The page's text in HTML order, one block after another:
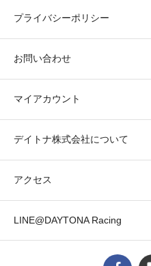
プライバシーポリシー
お問い合わせ
マイアカウント
デイトナ株式会社について
アクセス
LINE@DAYTONA Racing